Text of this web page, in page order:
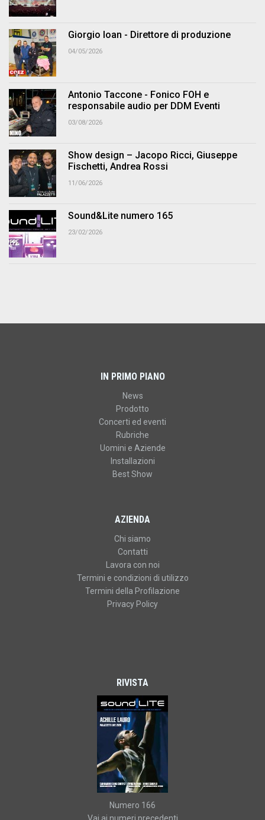
Giorgio Ioan - Direttore di produzione
04/05/2026
Antonio Taccone - Fonico FOH e
responsabile audio per DDM Eventi
03/08/2026
Show design – Jacopo Ricci, Giuseppe
Fischetti, Andrea Rossi
11/06/2026
Sound&Lite numero 165
23/02/2026
IN PRIMO PIANO
News
Prodotto
Concerti ed eventi
Rubriche
Uomini e Aziende
Installazioni
Best Show
AZIENDA
Chi siamo
Contatti
Lavora con noi
Termini e condizioni di utilizzo
Termini della Profilazione
Privacy Policy
RIVISTA
Numero 166
Vai ai numeri precedenti